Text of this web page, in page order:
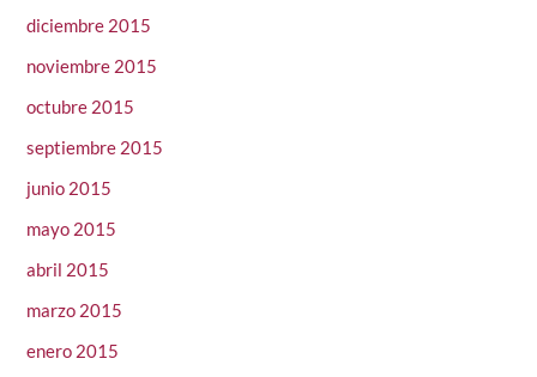
diciembre 2015
noviembre 2015
octubre 2015
septiembre 2015
junio 2015
mayo 2015
abril 2015
marzo 2015
enero 2015